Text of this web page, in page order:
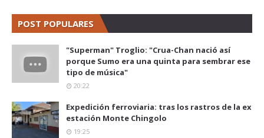
POST POPULARES
"Superman" Troglio: "Crua-Chan nació así
porque Sumo era una quinta para sembrar ese
tipo de música"
20:22
Expedición ferroviaria: tras los rastros de la ex
estación Monte Chingolo
19:25